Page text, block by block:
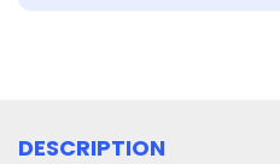
DESCRIPTION